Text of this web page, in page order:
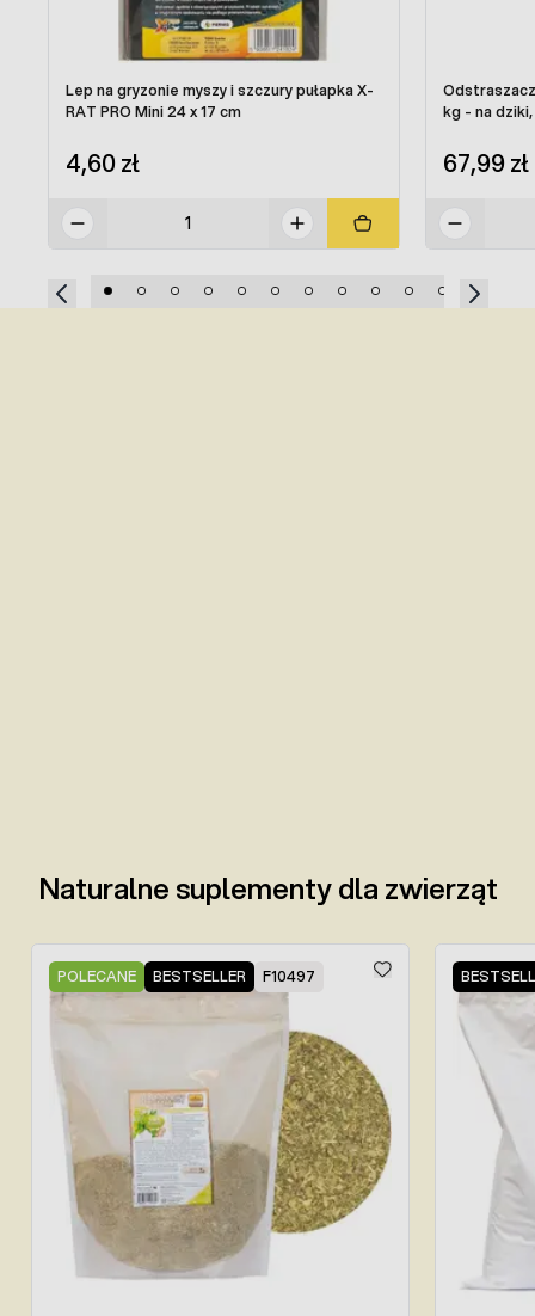
Lep na gryzonie myszy i szczury pułapka X-
RAT PRO Mini 24 x 17 cm
4,60 zł
kg - na
67,99 zł
Naturalne suplementy dla zwierząt
Press to skip carousel
POLECANE BESTSELLER F10497